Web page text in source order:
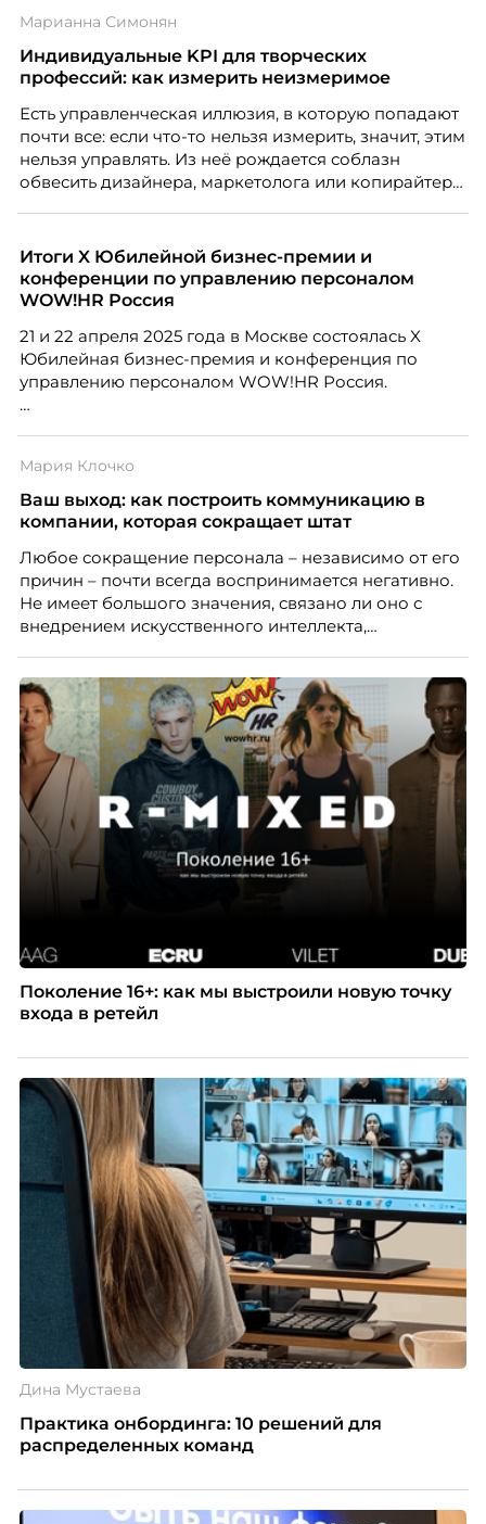
Марианна Симонян
Индивидуальные KPI для творческих
профессий: как измерить неизмеримое
Есть управленческая иллюзия, в которую попадают
почти все: если что-то нельзя измерить, значит, этим
нельзя управлять. Из неё рождается соблазн
обвесить дизайнера, маркетолога или копирайтера
Проблема в том, что так мы измеряем не ценность,
а движение. А творческая работа — это тот редкий
случай, где движение и результат могут не
Итоги X Юбилейной бизнес-премии и
конференции по управлению персоналом
WOW!HR Россия
21 и 22 апреля 2025 года в Москве состоялась X
Юбилейная бизнес-премия и конференция по
управлению персоналом WOW!HR Россия.
номинантов и гостей мероприятия.
Мария Клочко
Ваш выход: как построить коммуникацию в
компании, которая сокращает штат
Любое сокращение персонала – независимо от его
причин – почти всегда воспринимается негативно.
Не имеет большого значения, связано ли оно с
внедрением искусственного интеллекта,
структуры компании. Для сотрудников сокращения
означают потерю стабильности, а для внешнего
рынка становятся сигналом о возможных
проблемах организации. В результате увольнения
нередко превращаются в фактор, который
негативно влияет HR-бренд работодателя.
Поколение 16+: как мы выстроили новую точку
входа в ретейл
Дина Мустаева
Практика онбординга: 10 решений для
распределенных команд